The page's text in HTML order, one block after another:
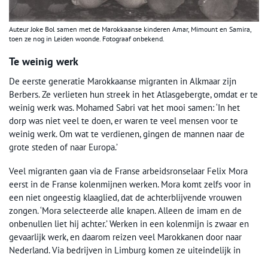
Auteur Joke Bol samen met de Marokkaanse kinderen Amar, Mimount en Samira,
toen ze nog in Leiden woonde. Fotograaf onbekend.
Te weinig werk
De eerste generatie Marokkaanse migranten in Alkmaar zijn
Berbers. Ze verlieten hun streek in het Atlasgebergte, omdat er te
weinig werk was. Mohamed Sabri vat het mooi samen: ‘In het
dorp was niet veel te doen, er waren te veel mensen voor te
weinig werk. Om wat te verdienen, gingen de mannen naar de
grote steden of naar Europa.’
Veel migranten gaan via de Franse arbeidsronselaar Felix Mora
eerst in de Franse kolenmijnen werken. Mora komt zelfs voor in
een niet ongeestig klaaglied, dat de achterblijvende vrouwen
zongen. ‘Mora selecteerde alle knapen. Alleen de imam en de
onbenullen liet hij achter.’ Werken in een kolenmijn is zwaar en
gevaarlijk werk, en daarom reizen veel Marokkanen door naar
Nederland. Via bedrijven in Limburg komen ze uiteindelijk in